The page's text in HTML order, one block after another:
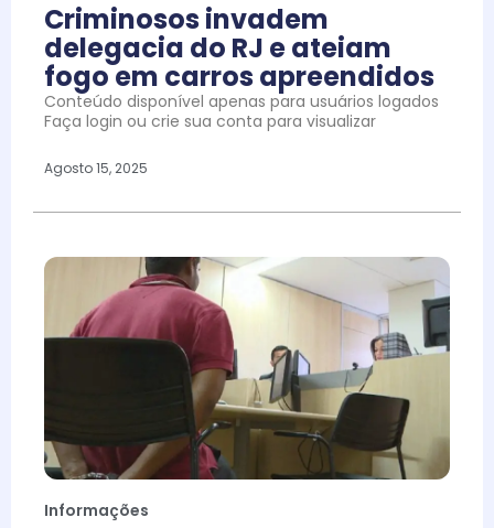
Criminosos invadem
delegacia do RJ e ateiam
fogo em carros apreendidos
Conteúdo disponível apenas para usuários logados
Faça login ou crie sua conta para visualizar
Agosto 15, 2025
Informações